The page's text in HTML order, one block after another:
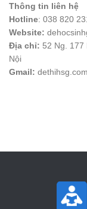
Thông tin liên hệ
Hotline: 038 820
Website:
Địa chỉ: 52 Ng. 177
Nội
Gmail: